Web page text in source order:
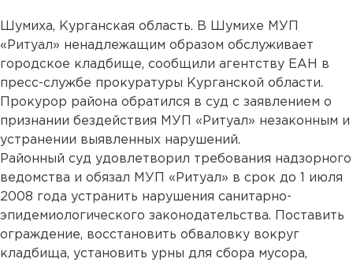
Шумиха, Курганская область. В Шумихе МУП
«Ритуал» ненадлежащим образом обслуживает
городское кладбище, сообщили агентству ЕАН в
пресс-службе прокуратуры Курганской области.
Прокурор района обратился в суд с заявлением о
признании бездействия МУП «Ритуал» незаконным и
устранении выявленных нарушений.
Районный суд удовлетворил требования надзорного
ведомства и обязал МУП «Ритуал» в срок до 1 июля
2008 года устранить нарушения санитарно-
эпидемиологического законодательства. Поставить
ограждение, восстановить обваловку вокруг
кладбища, установить урны для сбора мусора,